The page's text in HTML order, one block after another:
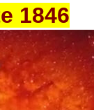
1846